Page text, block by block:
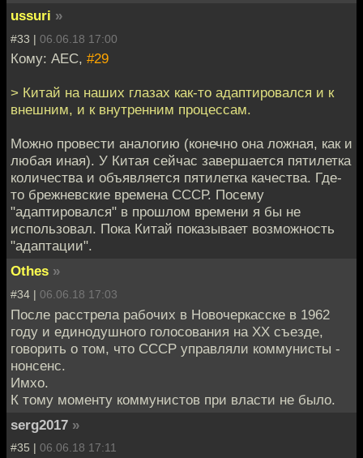
ussuri »
#33 | 06.06.18 17:00
Кому: АЕС, #29
> Китай на наших глазах как-то адаптировался и к
внешним, и к внутренним процессам.
Можно провести аналогию (конечно она ложная, как и
любая иная). У Китая сейчас завершается пятилетка
количества и объявляется пятилетка качества. Где-
то брежневские времена СССР. Посему
"адаптировался" в прошлом времени я бы не
использовал. Пока Китай показывает возможность
"адаптации".
Othes »
#34 | 06.06.18 17:03
После расстрела рабочих в Новочеркасске в 1962
году и единодушного голосования на XX съезде,
говорить о том, что СССР управляли коммунисты -
нонсенс.
Имхо.
К тому моменту коммунистов при власти не было.
serg2017 »
#35 | 06.06.18 17:11